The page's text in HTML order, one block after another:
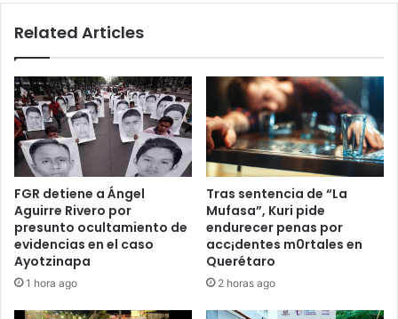
Related Articles
FGR detiene a Ángel
Aguirre Rivero por
presunto ocultamiento de
evidencias en el caso
Ayotzinapa
1 hora ago
Tras sentencia de “La
Mufasa”, Kuri pide
endurecer penas por
acc¡dentes m0rtales en
Querétaro
2 horas ago